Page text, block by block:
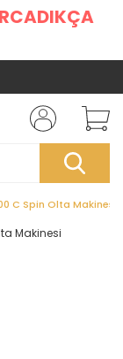
C Spin Olta Makinesi